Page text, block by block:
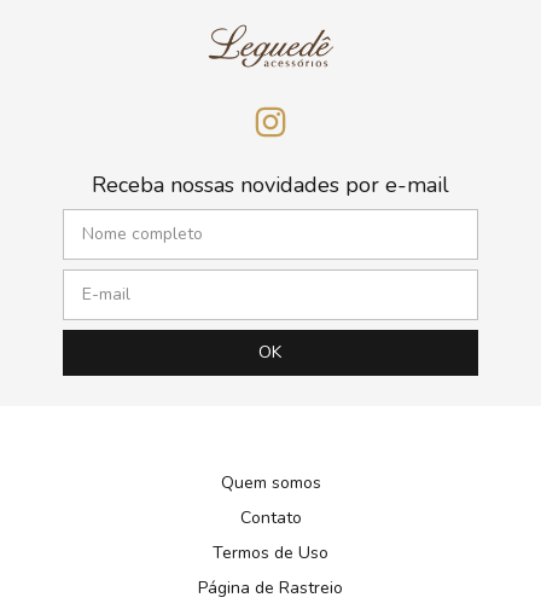
Receba nossas novidades por e-mail
Quem somos
Contato
Termos de Uso
Página de Rastreio